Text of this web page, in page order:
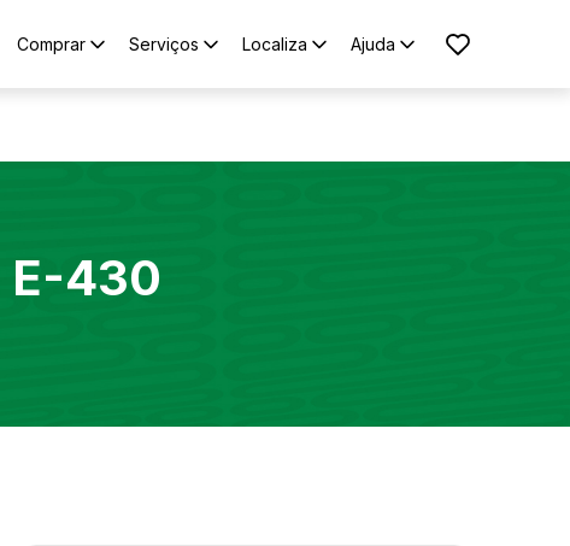
Comprar Serviços Localiza Ajuda
E-430